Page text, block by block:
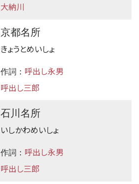
大納川
京都名所
きょうとめいしょ
作詞： 呼出し永男
呼出し三郎
石川名所
いしかわめいしょ
作詞： 呼出し永男
呼出し三郎